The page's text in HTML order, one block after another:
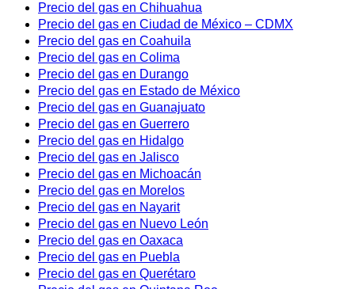
Precio del gas en Chihuahua
Precio del gas en Ciudad de México – CDMX
Precio del gas en Coahuila
Precio del gas en Colima
Precio del gas en Durango
Precio del gas en Estado de México
Precio del gas en Guanajuato
Precio del gas en Guerrero
Precio del gas en Hidalgo
Precio del gas en Jalisco
Precio del gas en Michoacán
Precio del gas en Morelos
Precio del gas en Nayarit
Precio del gas en Nuevo León
Precio del gas en Oaxaca
Precio del gas en Puebla
Precio del gas en Querétaro